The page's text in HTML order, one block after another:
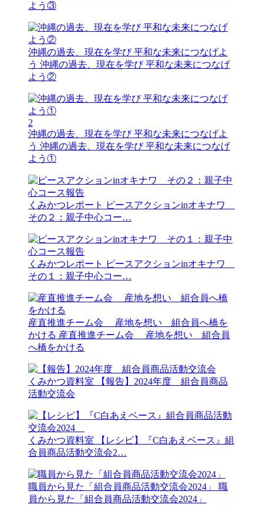
よう③
沖縄の過去、現在を学び 平和な未来につなげよ
う 沖縄の過去、現在を学び 平和な未来につなげ
よう②
2
沖縄の過去、現在を学び 平和な未来につなげよ
う 沖縄の過去、現在を学び 平和な未来につなげ
よう①
くみかつレポート
ピースアクションinオキナワ
その２：親子中心コー…
くみかつレポート
ピースアクションinオキナワ
その１：親子中心コー…
産直推進チーム会 産地を想い 組合員へ橋を
かける 産直推進チーム会 産地を想い 組合員
へ橋をかける
くみかつ資料室
【報告】2024年度 組合員商品
活動交流会
くみかつ資料室
【レシピ】『C白あえベース』組
合員商品活動交流会2…
職員から見た「組合員商品活動交流会2024」
職
員から見た「組合員商品活動交流会2024」